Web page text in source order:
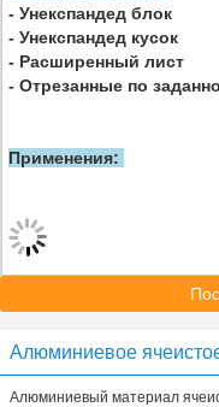
- Унекспандед блок
- Унекспандед кусок
- Расширенный лист
- Отрезанные по
Применения:
Алюминиевое
Алюминиевый материал